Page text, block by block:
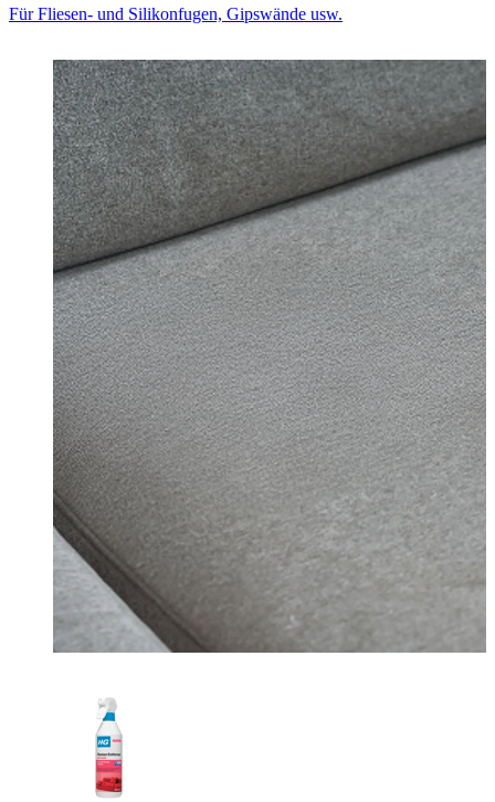
Für Fliesen- und Silikonfugen, Gipswände usw.